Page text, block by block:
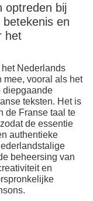
optreden bij
en
het
Nederlands
mee, vooral als het
diepgaande
teksten. Het is
de Franse taal te
de essentie
authentieke
beheersing van
en